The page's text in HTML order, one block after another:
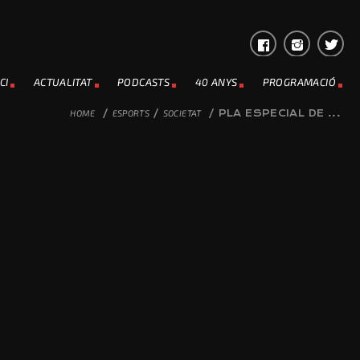
ACTUALITAT PODCASTS 40 ANYS PROGRAMACIÓ
HOME / ESPORTS / SOCIETAT / PLA ESPECIAL DE ...